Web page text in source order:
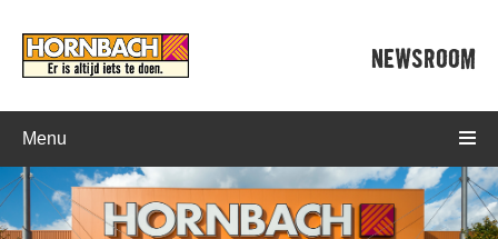
NEWSROOM
Menu